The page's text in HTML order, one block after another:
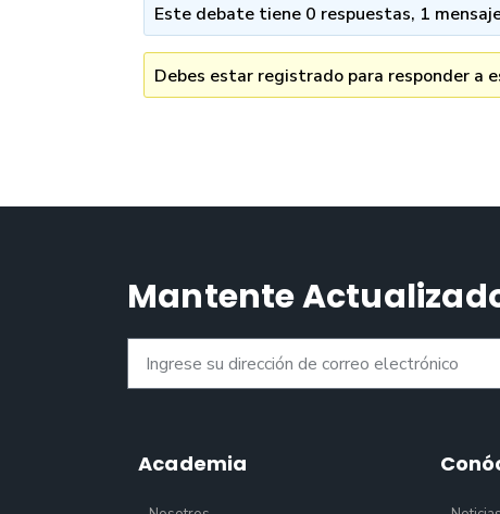
Este debate tiene 0 respuestas, 1
Debes estar registrado para responder a
Mantente
Academia